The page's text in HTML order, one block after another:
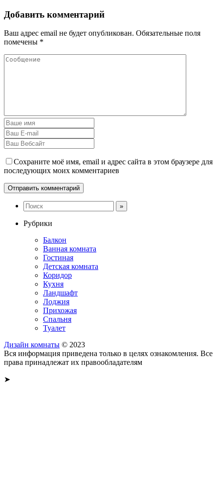
Добавить комментарий
Ваш адрес email не будет опубликован. Обязательные поля
помечены *
Сохраните моё имя, email и адрес сайта в этом браузере для
последующих моих комментариев
Рубрики
Балкон
Ванная комната
Гостиная
Детская комната
Коридор
Кухня
Ландшафт
Лоджия
Прихожая
Спальня
Туалет
Дизайн комнаты © 2023
Вся информация приведена только в целях ознакомления. Все
права принадлежат их правообладателям
➤